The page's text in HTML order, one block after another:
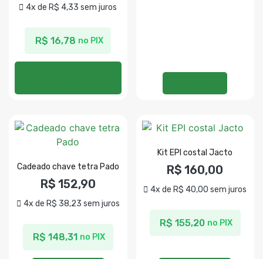
4x deR$ 4,33 sem juros
R$ 16,78 no PIX
Cadeado chave tetra Pado
R$ 152,90
4x de R$ 38,23 sem juros
R$ 148,31 no PIX
Kit EPI costal Jacto
R$ 160,00
4x de R$ 40,00 sem juros
R$ 155,20 no PIX